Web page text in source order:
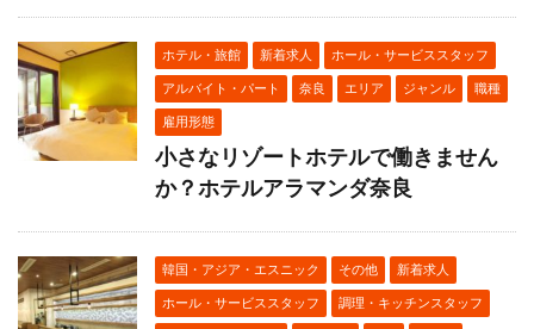
ホテル・旅館 新着求人 ホール・サービススタッフ
アルバイト・パート 奈良 エリア ジャンル 職種
雇用形態
小さなリゾートホテルで働きません
か？ホテルアラマンダ奈良
韓国・アジア・エスニック その他 新着求人
ホール・サービススタッフ 調理・キッチンスタッフ